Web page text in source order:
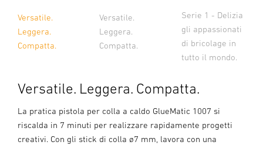
Versatile.
Leggera.
Compatta.
Versatile.
Leggera.
Compatta.
Serie 1 - Delizia
gli appassionati
di bricolage in
tutto il mondo.
Versatile. Leggera. Compatta.
La pratica pistola per colla a caldo GlueMatic 1007 si
riscalda in 7 minuti per realizzare rapidamente progetti
creativi. Con gli stick di colla ø7 mm, lavora con una